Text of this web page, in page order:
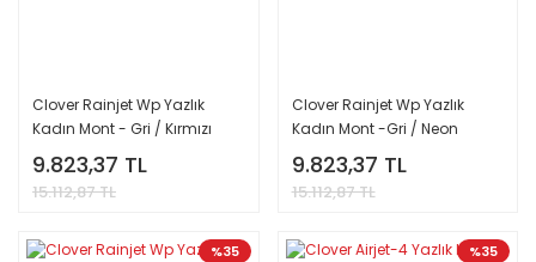
Clover Rainjet Wp Yazlık
Kadın Mont - Gri / Kırmızı
9.823,37 TL
15.112,87 TL
Clover Rainjet Wp Yazlık
Kadın Mont -Gri / Neon
9.823,37 TL
15.112,87 TL
%35 %35